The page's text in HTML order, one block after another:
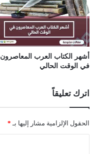
أشهر الكتاب العرب المعاصرون
في الوقت الحالي
اترك تعليقاً
الحقول الإلزامية مشار إليها بـ *